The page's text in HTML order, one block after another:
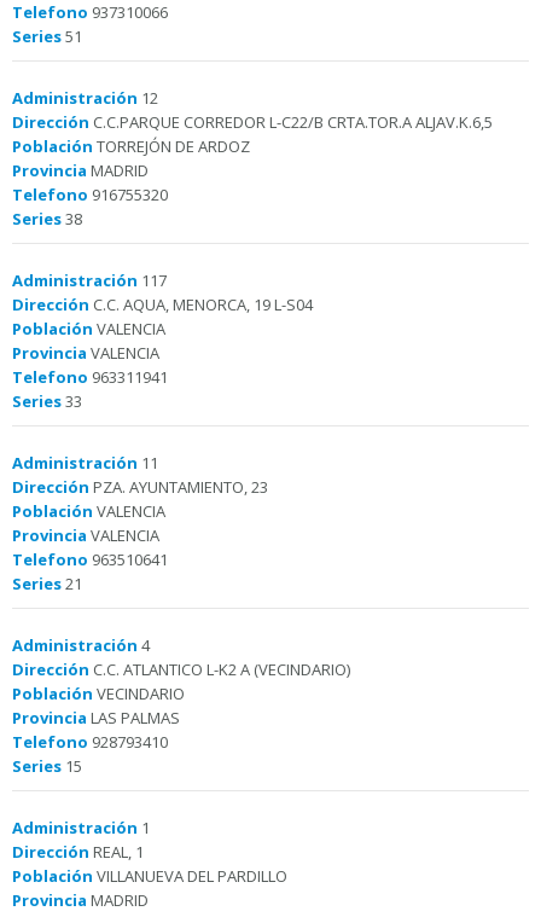
Telefono 937310066
Series51
Administración 12
Dirección C.C.PARQUE CORREDOR L-C22/B CRTA.TOR.A ALJAV.K.6,5
Población TORREJÓN DE ARDOZ
Provincia MADRID
Telefono 916755320
Series38
Administración 117
Dirección C.C. AQUA, MENORCA, 19 L-S04
Población VALENCIA
Provincia VALENCIA
Telefono 963311941
Series33
Administración 11
Dirección PZA. AYUNTAMIENTO, 23
Población VALENCIA
Provincia VALENCIA
Telefono 963510641
Series21
Administración 4
Dirección C.C. ATLANTICO L-K2 A (VECINDARIO)
Población VECINDARIO
Provincia LAS PALMAS
Telefono 928793410
Series 15
Administración 1
Dirección REAL, 1
Población VILLANUEVA DEL PARDILLO
Provincia MADRID